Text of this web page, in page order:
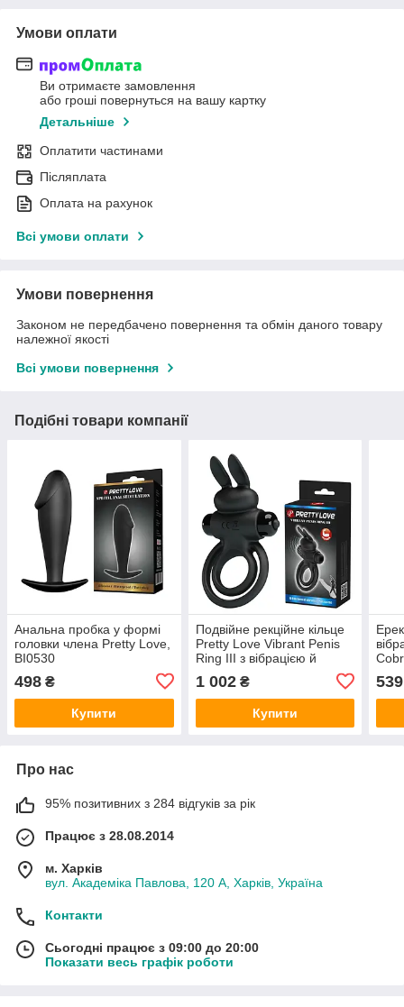
Умови оплати
Ви отримаєте замовлення
або гроші повернуться на вашу картку
Детальніше
Оплатити частинами
Післяплата
Оплата на рахунок
Всі умови оплати
Умови повернення
Законом не передбачено повернення та обмін даного товару
належної якості
Всі умови повернення
Подібні товари компанії
Анальна пробка у формі
головки члена Pretty Love,
BI0530
498 ₴
Купити
Подвійне рекційне кільце
Pretty Love Vibrant Penis
Ring III з вібрацією й
1 002₴
Купити
539
Про нас
95% позитивних з 284 відгуків за рік
Працює з 28.08.2014
м. Харків
вул. Академіка Павлова, 120 А, Харків, Україна
Контакти
Сьогодні працює з 09:00 до 20:00
Показати весь графік роботи